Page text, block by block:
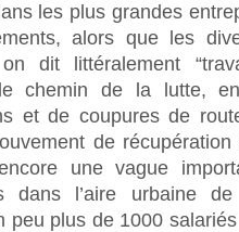
les plus grandes
alors que les
dit littéralement
chemin de la lutte,
et de coupures de
de
une vague
dans l’aire urbaine
peu plus de 1000